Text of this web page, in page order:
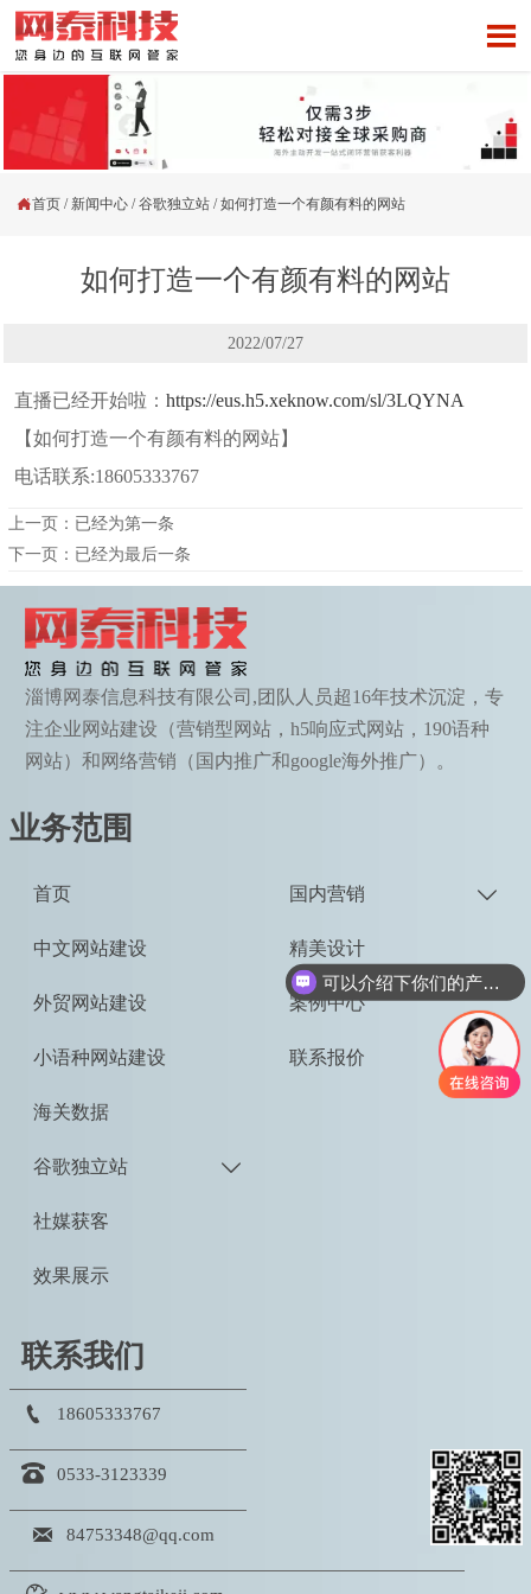

首页 / 新闻中心 /谷歌独立站 /如何打造一个有颜有料的网站
如何打造一个有颜有料的网站
2022/07/27
直播已经开始啦： https://eus.h5.xeknow.com/sl/3LQYNA
【如何打造一个有颜有料的网站】
电话联系:18605333767
上一页：已经为第一条
下一页：已经为最后一条
淄博网泰信息科技有限公司,团队人员超16年技术沉淀，专
注企业网站建设（营销型网站，h5响应式网站，190语种
网站）和网络营销（国内推广和google海外推广）。
业务范围
首页
中文网站建设
外贸网站建设
小语种网站建设
海关数据
谷歌独立站 
社媒获客
效果展示
国内营销 
精美设计
案例中心
联系报价
联系我们
 18605333767
 0533-3123339
 84753348@qq.com
可以介绍下你们的产品么